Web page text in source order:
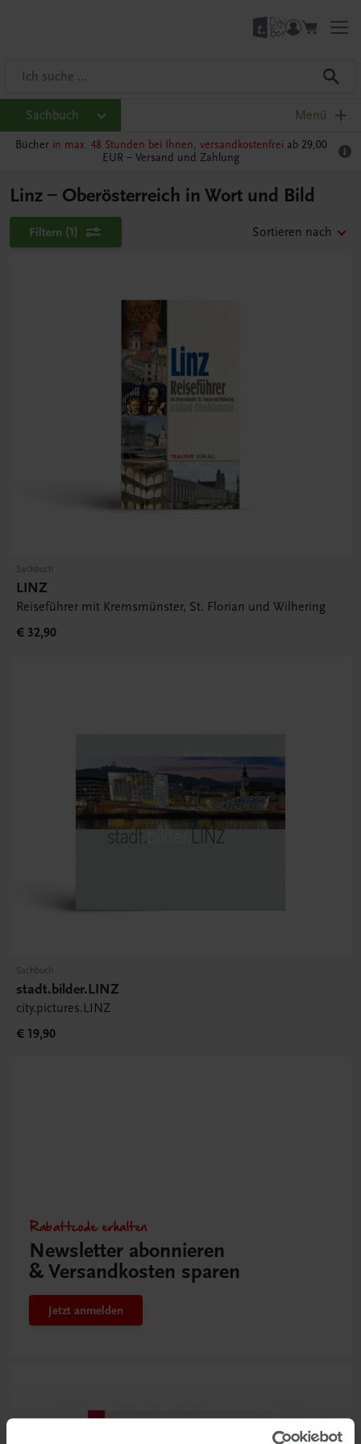
Sachbuch Menü
Bücher in max. 48 Stunden bei Ihnen, versandkostenfrei ab 29,00
EUR – Versand und Zahlung
Linz – Oberösterreich in Wort und Bild
Filtern (1) Sortieren nach
Sachbuch
LINZ
Reiseführer mit Kremsmünster, St. Florian und Wilhering
€ 32,90
Sachbuch
stadt.bilder.LINZ
city.pictures.LINZ
€ 19,90
Rabattcode erhalten
Newsletter abonnieren
& Versandkosten sparen
Jetzt anmelden